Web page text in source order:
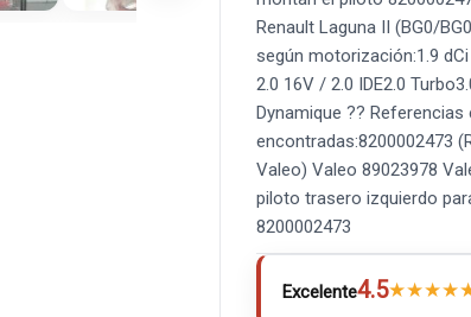
Renault Laguna II (BG0/
según motorización:1.9 dCi
2.0 16V / 2.0 IDE2.0
Dynamique ?? Referencias
encontradas:8200002473
Valeo) Valeo 89023978
piloto trasero izquierdo
8200002473
Excelente4.5★★★★